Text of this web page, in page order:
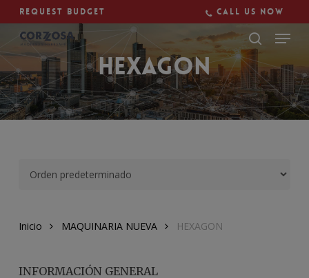
main
content
Request budget Call us now
HEXAGON
Inicio MAQUINARIA NUEVA HEXAGON
INFORMACIÓN GENERAL
Close